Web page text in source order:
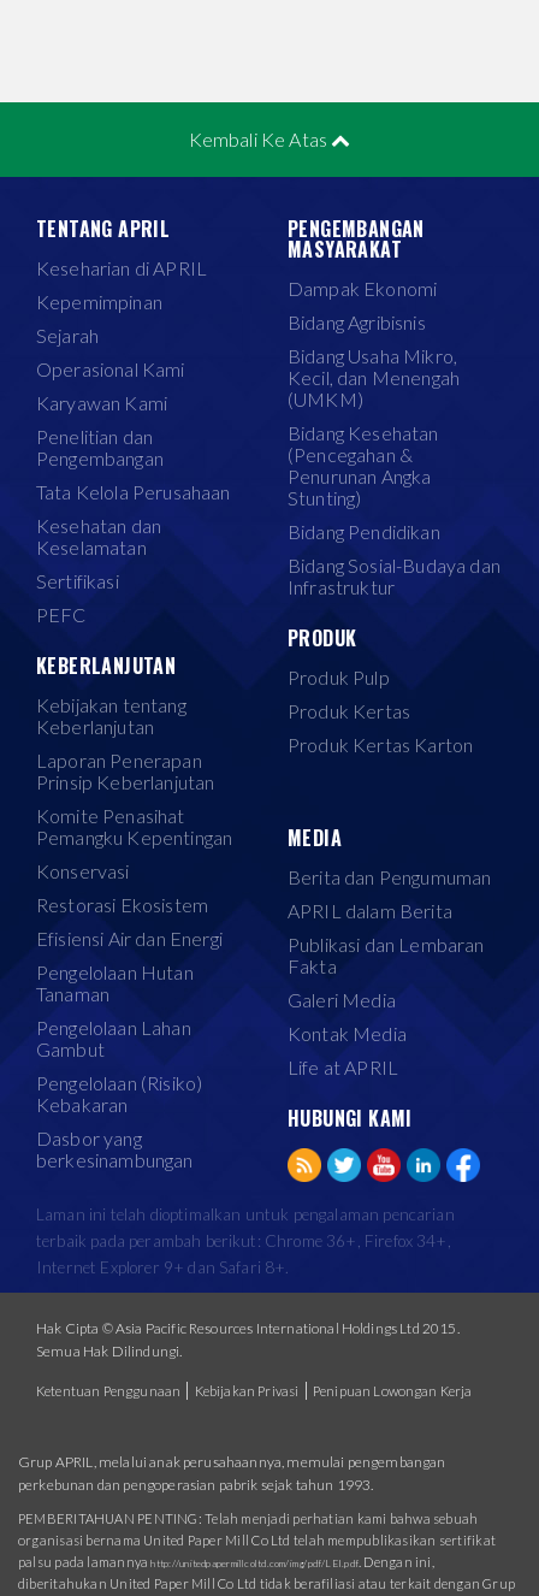
Kembali Ke Atas
TENTANG APRIL
Keseharian di APRIL
Kepemimpinan
Sejarah
Operasional Kami
Karyawan Kami
Penelitian dan
Pengembangan
Tata Kelola Perusahaan
Kesehatan dan
Keselamatan
Sertifikasi
PEFC
KEBERLANJUTAN
Kebijakan tentang
Keberlanjutan
Laporan Penerapan
Prinsip Keberlanjutan
Komite Penasihat
Pemangku Kepentingan
Konservasi
Restorasi Ekosistem
Efisiensi Air dan Energi
Pengelolaan Hutan
Tanaman
Pengelolaan Lahan
Gambut
Pengelolaan (Risiko)
Kebakaran
Dasbor yang
berkesinambungan
PENGEMBANGAN
MASYARAKAT
Dampak Ekonomi
Bidang Agribisnis
Bidang Usaha Mikro,
Kecil, dan Menengah
(UMKM)
Bidang Kesehatan
(Pencegahan &
Penurunan Angka
Stunting)
Bidang Pendidikan
Bidang Sosial-Budaya dan
Infrastruktur
PRODUK
Produk Pulp
Produk Kertas
Produk Kertas Karton
MEDIA
Berita dan Pengumuman
APRIL dalam Berita
Publikasi dan Lembaran
Fakta
Galeri Media
Kontak Media
Life at APRIL
HUBUNGI KAMI
Laman ini telah dioptimalkan untuk pengalaman pencarian
terbaik pada perambah berikut: Chrome 36+, Firefox 34+,
Internet Explorer 9+ dan Safari 8+.
Hak Cipta © Asia Pacific Resources International Holdings Ltd 2015.
Semua Hak Dilindungi.
Ketentuan Penggunaan | Kebijakan Privasi | Penipuan Lowongan Kerja
Grup APRIL, melalui anak perusahaannya, memulai pengembangan
perkebunan dan pengoperasian pabrik sejak tahun 1993.
PEMBERITAHUAN PENTING: Telah menjadi perhatian kami bahwa sebuah
organisasi bernama United Paper Mill Co Ltd telah mempublikasikan sertifikat
palsu pada lamannyahttp://unitedpapermillcoltd.com/img/pdf/LEI.pdf . Dengan ini,
diberitahukan United Paper Mill Co Ltd tidak berafiliasi atau terkait dengan Grup